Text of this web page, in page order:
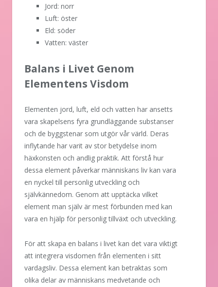
Jord: norr
Luft: öster
Eld: söder
Vatten: väster
Balans i Livet Genom
Elementens Visdom
Elementen jord, luft, eld och vatten har ansetts
vara skapelsens fyra grundläggande substanser
och de byggstenar som utgör vår värld. Deras
inflytande har varit av stor betydelse inom
häxkonsten och andlig praktik. Att förstå hur
dessa element påverkar människans liv kan vara
en nyckel till personlig utveckling och
självkännedom. Genom att upptäcka vilket
element man själv är mest förbunden med kan
vara en hjälp för personlig tillväxt och utveckling.
För att skapa en balans i livet kan det vara viktigt
att integrera visdomen från elementen i sitt
vardagsliv. Dessa element kan betraktas som
olika delar av människans medvetande och